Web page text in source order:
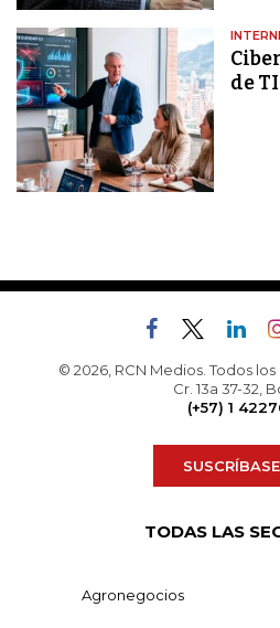
de
© 2026, RCN Medios. Todos
Cr. 13a 37-32,
(+57) 1
SUSCRÍBASE
TODAS LAS
Agronegocios